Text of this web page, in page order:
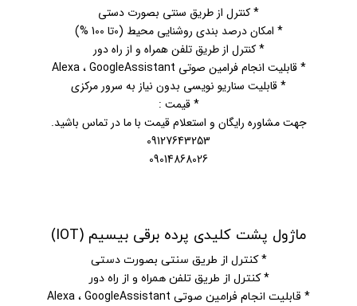
* کنترل از طریق سنتی بصورت دستی
* امکان درصد بندی روشنایی محیط (0تا 100 %)
* کنترل از طریق تلفن همراه و از راه دور
* قابلیت انجام فرامین صوتی Alexa ، GoogleAssistant
* قابلیت سناریو نویسی بدون نیاز به سرور مرکزی
* قیمت :
جهت مشاوره رایگان و استعلام قیمت با ما در تماس باشید.
09127643253
09014868026
ماژول پشت کلیدی پرده برقی بیسیم (IOT)
* کنترل از طریق سنتی بصورت دستی
* کنترل از طریق تلفن همراه و از راه دور
* قابلیت انجام فرامین صوتی Alexa ، GoogleAssistant